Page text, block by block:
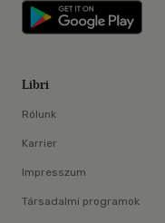
Libri
Rólunk
Karrier
Impresszum
Társadalmi programok